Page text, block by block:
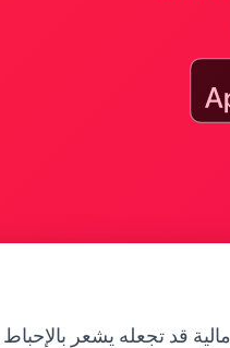
قد تجعله يشعر بالإحباط